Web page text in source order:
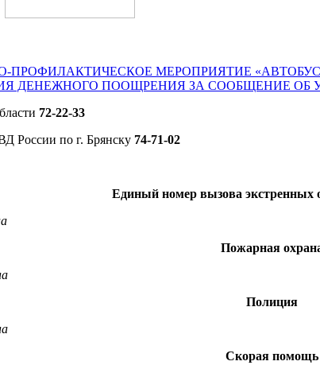
ПРОФИЛАКТИЧЕСКОЕ МЕРОПРИЯТИЕ
ДЕНЕЖНОГО ПООЩРЕНИЯ ЗА СООБЩЕНИЕ ОБ
72-22-33
России по г. Брянску 74-71-02
Единый номер вызова экстренных
Пожарная
Полиция
Скорая помощь